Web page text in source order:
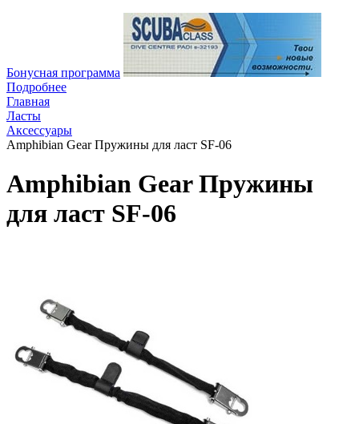
Бонусная программа
Подробнее
Главная
Ласты
Аксессуары
Amphibian Gear Пружины для ласт SF-06
Amphibian Gear Пружины
для ласт SF-06